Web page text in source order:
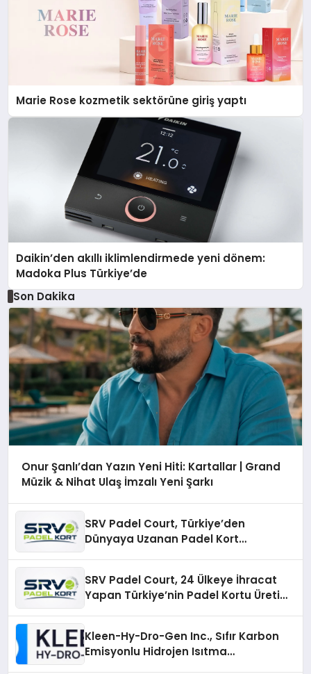
Marie Rose kozmetik sektörüne giriş yaptı
Daikin’den akıllı iklimlendirmede yeni dönem:
Madoka Plus Türkiye’de
Son Dakika
Onur Şanlı’dan Yazın Yeni Hiti: Kartallar | Grand
Müzik & Nihat Ulaş İmzalı Yeni Şarkı
SRV Padel Court, Türkiye’den
Dünyaya Uzanan Padel Kort
SRV Padel Court, 24 Ülkeye İhracat
Yapan Türkiye’nin Padel Kortu Üretim
Kleen-Hy-Dro-Gen Inc., Sıfır Karbon
Emisyonlu Hidrojen Isıtma